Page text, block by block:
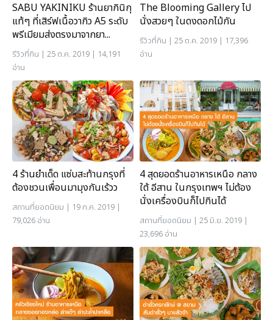
SABU YAKINIKU ร้านยากินิกุ
แท้ๆ ที่เสิร์ฟเนื้อวากิว A5 ระดับ
พรีเมียมส่งตรงมาจากยา...
รีวิวที่กิน | 25 ต.ค. 2019 | 14,191
อ่าน
The Blooming Gallery ไป
นั่งสวยๆ ในดงดอกไม้กัน
รีวิวที่กิน | 25 ต.ค. 2019 | 17,396
อ่าน
4 ร้านยำเด็ด แซ่บสะท้านกรุงที่
ต้องชวนเพื่อนมามุงกันเร้วว
สถานที่ยอดนิยม | 19 ก.ค. 2019 |
79,026 อ่าน
4 สุดยอดร้านอาหารเหนือ กลาง
ใต้ อีสาน ในกรุงเทพฯ ไม่ต้อง
นั่งเครื่องบินก็ไปกินได้
สถานที่ยอดนิยม | 25 มิ.ย. 2019 |
23,696 อ่าน